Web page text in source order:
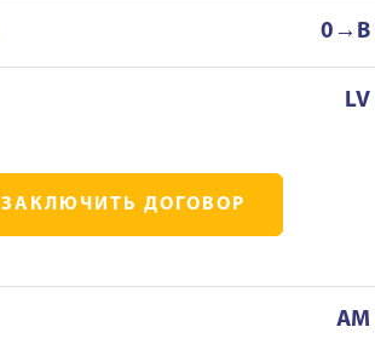
0→B
LV
ЗАКЛЮЧИТЬ ДОГОВОР
AM